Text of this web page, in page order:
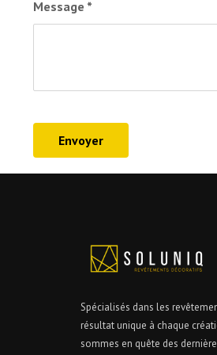
Message *
Envoyer
Spécialisés dans les
résultat unique à chaque
sommes en quête des